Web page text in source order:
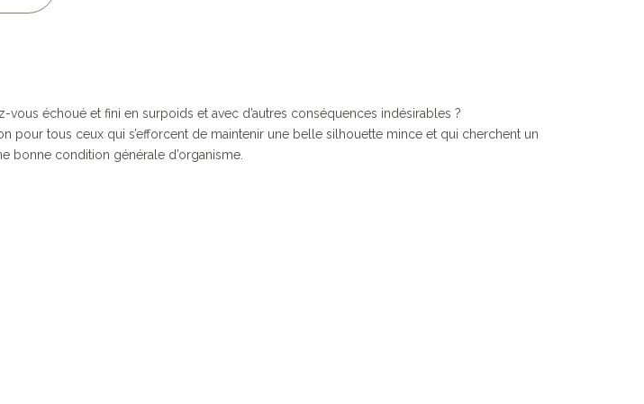
échoué et fini en surpoids et avec d’autres conséquences indésirables ?
pour tous ceux qui s’efforcent de maintenir une belle silhouette mince et qui cherchent un
bonne condition générale d’organisme.